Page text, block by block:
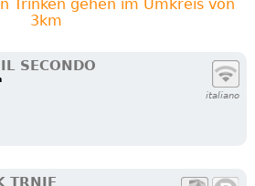
Trinken gehen im Umkreis von
3km
SECONDO
italiano
TRNJE